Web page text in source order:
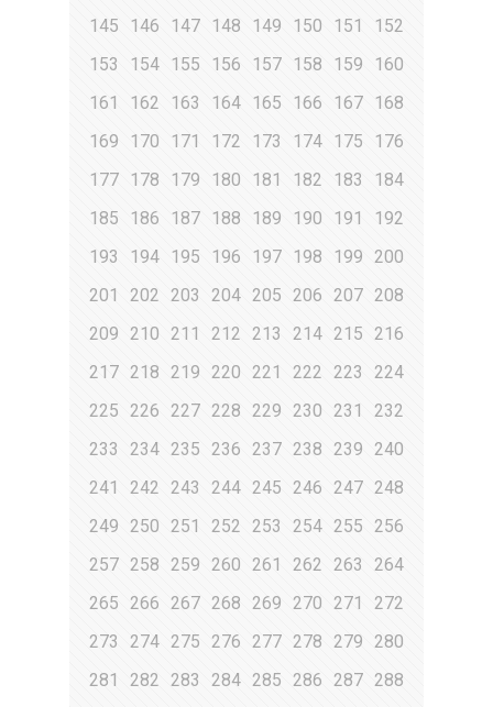
145
146 147 148 149 150 151
152
153
154 155 156 157 158 159
160
161
162 163 164 165 166 167 168
169
170 171 172 173 174 175
176
177 178 179 180 181 182 183
184
185
186 187 188 189 190 191
192
193
194 195 196 197 198 199 200
201
202 203 204 205 206 207 208
209 210 211 212 213 214 215 216
217 218 219 220 221 222 223
224
225 226 227 228 229 230 231
232
233
234 235 236 237 238 239 240
241
242 243 244 245 246 247 248
249 250 251 252 253 254 255 256
257 258 259 260 261 262 263
264
265 266 267 268 269 270 271
272
273
274 275 276 277 278 279 280
281
282 283 284 285 286 287 288